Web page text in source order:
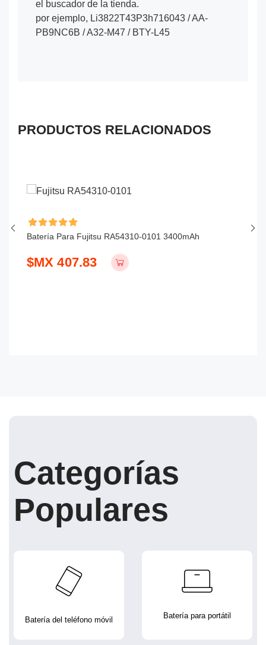
el buscador de la tienda.
por ejemplo, Li3822T43P3h716043 / AA-
PB9NC6B / A32-M47 / BTY-L45
PRODUCTOS RELACIONADOS
Batería Para Fujitsu RA54310-0101 3400mAh
$MX 407.83
Categorías
Populares
Batería del teléfono móvil Batería para portátil